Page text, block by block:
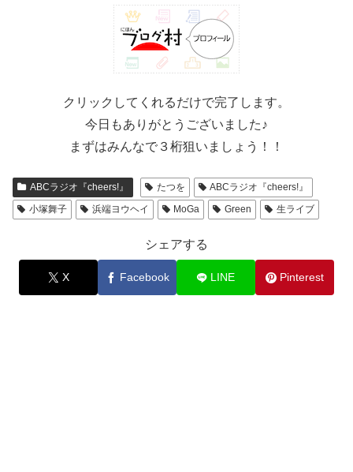
クリックしてくれるだけで完了します。
今日もありがとうございました♪
まずはみんなで３桁狙いましょう！！
ABCラジオ『cheers!』 たつを
ABCラジオ『cheers!』
小塚舞子
浜端ヨウヘイ MoGa Green 生ライブ
シェアする
X Facebook LINE Pinterest